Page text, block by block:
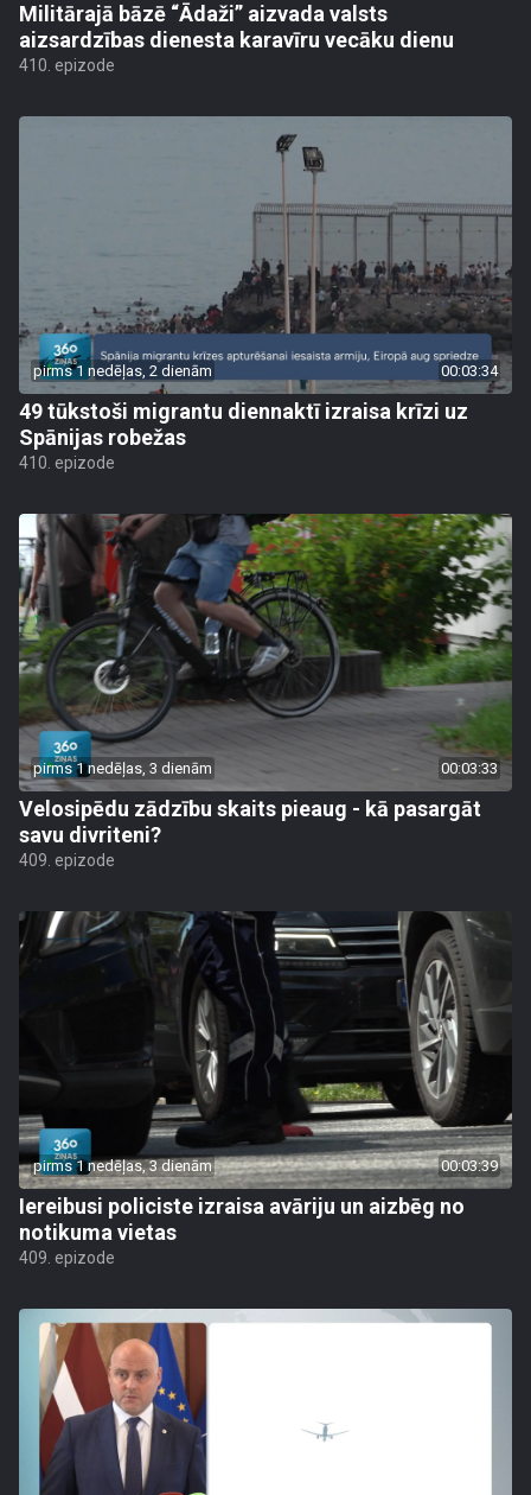
Militārajā bāzē “Ādaži” aizvada valsts
aizsardzības dienesta karavīru vecāku dienu
410. epizode
pirms 1 nedēļas, 2 dienām 00:03:34
49 tūkstoši migrantu diennaktī izraisa krīzi uz
Spānijas robežas
410. epizode
pirms 1 nedēļas, 3 dienām 00:03:33
Velosipēdu zādzību skaits pieaug - kā pasargāt
savu divriteni?
409. epizode
pirms 1 nedēļas, 3 dienām 00:03:39
Iereibusi policiste izraisa avāriju un aizbēg no
notikuma vietas
409. epizode